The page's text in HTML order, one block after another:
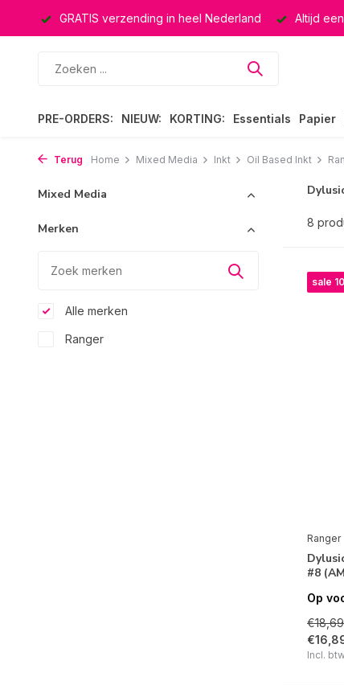
GRATIS verzending in heel Nederland Altijd
PRE-ORDERS: NIEUW: KORTING: Essentials Papier
Terug Home Mixed Media Inkt Oil Based Inkt
Mixed Media
Merken
Alle merken
Ranger
8
sale
Ranger
#8
Op
€18,69
Incl.